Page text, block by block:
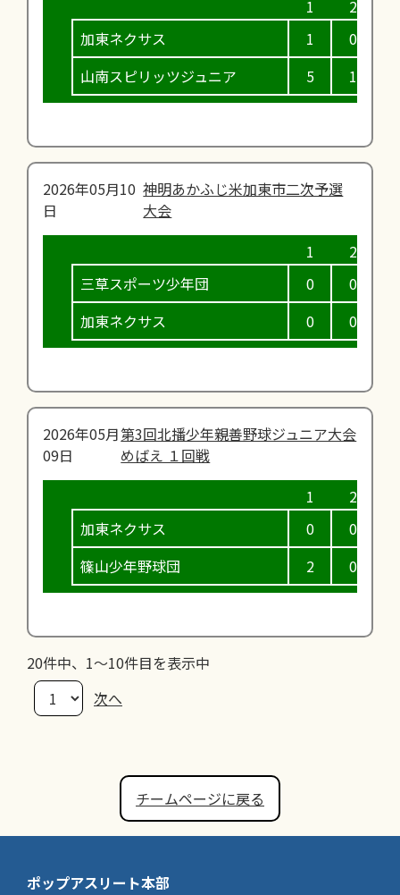
加東ネクサス
山南スピリッツジュニア
1
5
0
1
2026年05月10
日
神明あかふじ米加東市二次予選
大会
三草スポーツ少年団
加東ネクサス
0
0
0
0
2026年05月
09日
第3回北播少年親善野球ジュニア大会
めばえ １回戦
加東ネクサス
篠山少年野球団
0
2
0
0
20件中、1～10件目を表示中
次へ
チームページに戻る
ポップアスリート本部